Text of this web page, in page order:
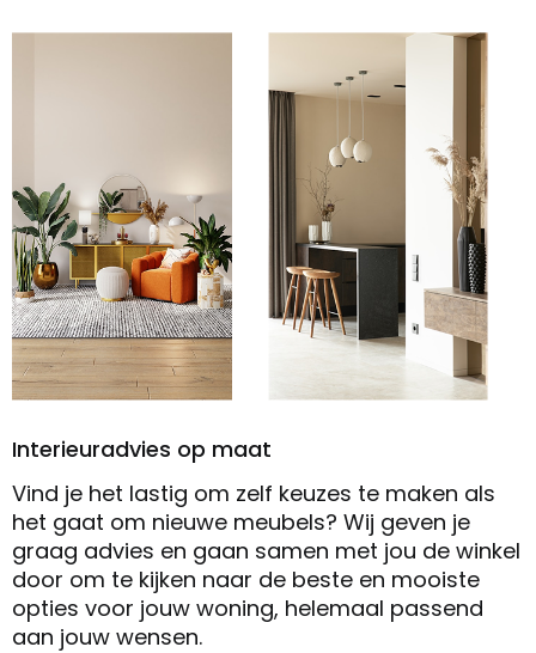
Interieuradvies op maat
Vind je het lastig om zelf keuzes te maken als
het gaat om nieuwe meubels? Wij geven je
graag advies en gaan samen met jou de winkel
door om te kijken naar de beste en mooiste
opties voor jouw woning, helemaal passend
aan jouw wensen.